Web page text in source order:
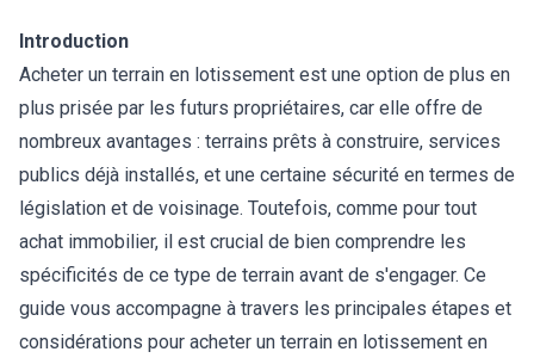
Introduction
Acheter un terrain en lotissement est une option de plus en
plus prisée par les futurs propriétaires, car elle offre de
nombreux avantages : terrains prêts à construire, services
publics déjà installés, et une certaine sécurité en termes de
législation et de voisinage. Toutefois, comme pour tout
achat immobilier, il est crucial de bien comprendre les
spécificités de ce type de terrain avant de s'engager. Ce
guide vous accompagne à travers les principales étapes et
considérations pour acheter un terrain en lotissement en